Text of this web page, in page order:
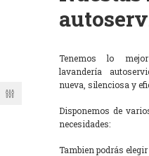
Tenemos lo
lavandería
nueva, silenciosa y
Disponemos de
necesidades:
Tambien podrás